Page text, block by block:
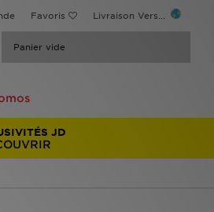
Favoris Livraison Vers...
Panier vide
JD